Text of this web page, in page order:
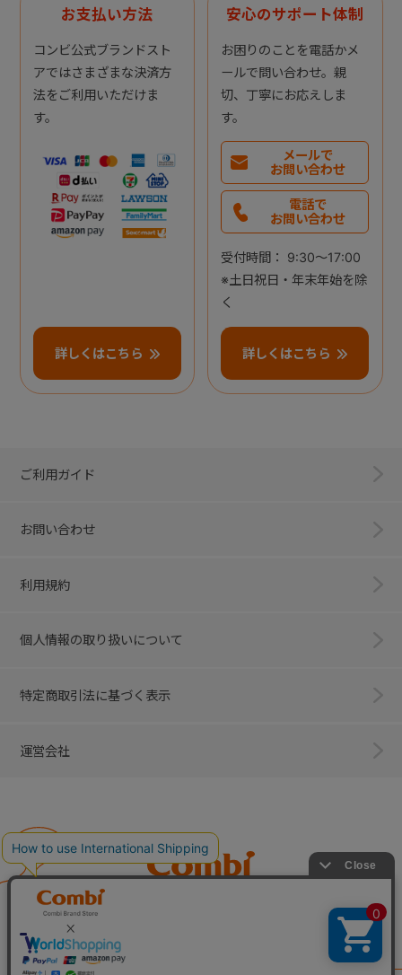
お支払い方法
コンビ公式ブランドスト
アではさまざまな決済方
法をご利用いただけま
す。
詳しくはこちら
安心のサポート体制
お困りのことを電話かメ
ールで問い合わせ。親
切、丁寧にお応えしま
す。
メールで
お問い合わせ
電話で
お問い合わせ
受付時間： 9:30～17:00
※土日祝日・年末年始を除
く
詳しくはこちら
ご利用ガイド
お問い合わせ
利用規約
個人情報の取り扱いについて
特定商取引法に基づく表示
運営会社